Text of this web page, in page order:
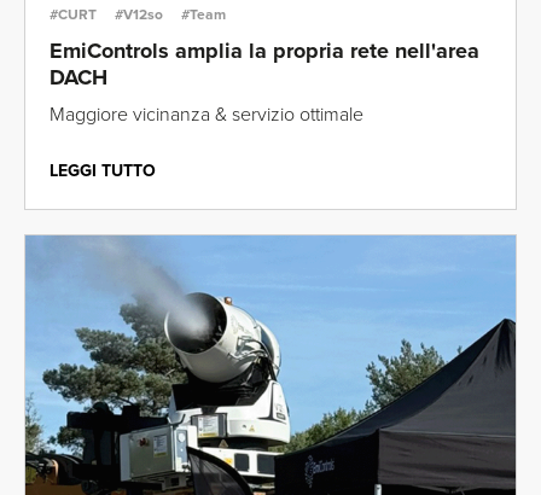
#CURT
#V12so #Team
EmiControls amplia la propria rete nell'area
DACH
Maggiore vicinanza & servizio ottimale
LEGGI TUTTO